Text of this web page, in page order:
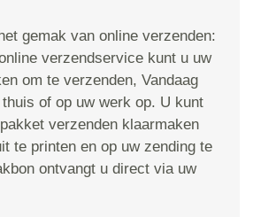
gemak van online verzenden:
verzendservice kunt u uw
om te verzenden, Vandaag
of op uw werk op. U kunt
verzenden klaarmaken
te printen en op uw zending te
ontvangt u direct via uw